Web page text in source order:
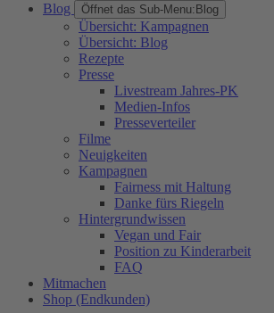
Blog
Öffnet das Sub-Menu: Blog
Übersicht: Kampagnen
Übersicht: Blog
Rezepte
Presse
Livestream Jahres-PK
Medien-Infos
Presseverteiler
Filme
Neuigkeiten
Kampagnen
Fairness mit Haltung
Danke fürs Riegeln
Hintergrundwissen
Vegan und Fair
Position zu Kinderarbeit
FAQ
Mitmachen
Shop (Endkunden)